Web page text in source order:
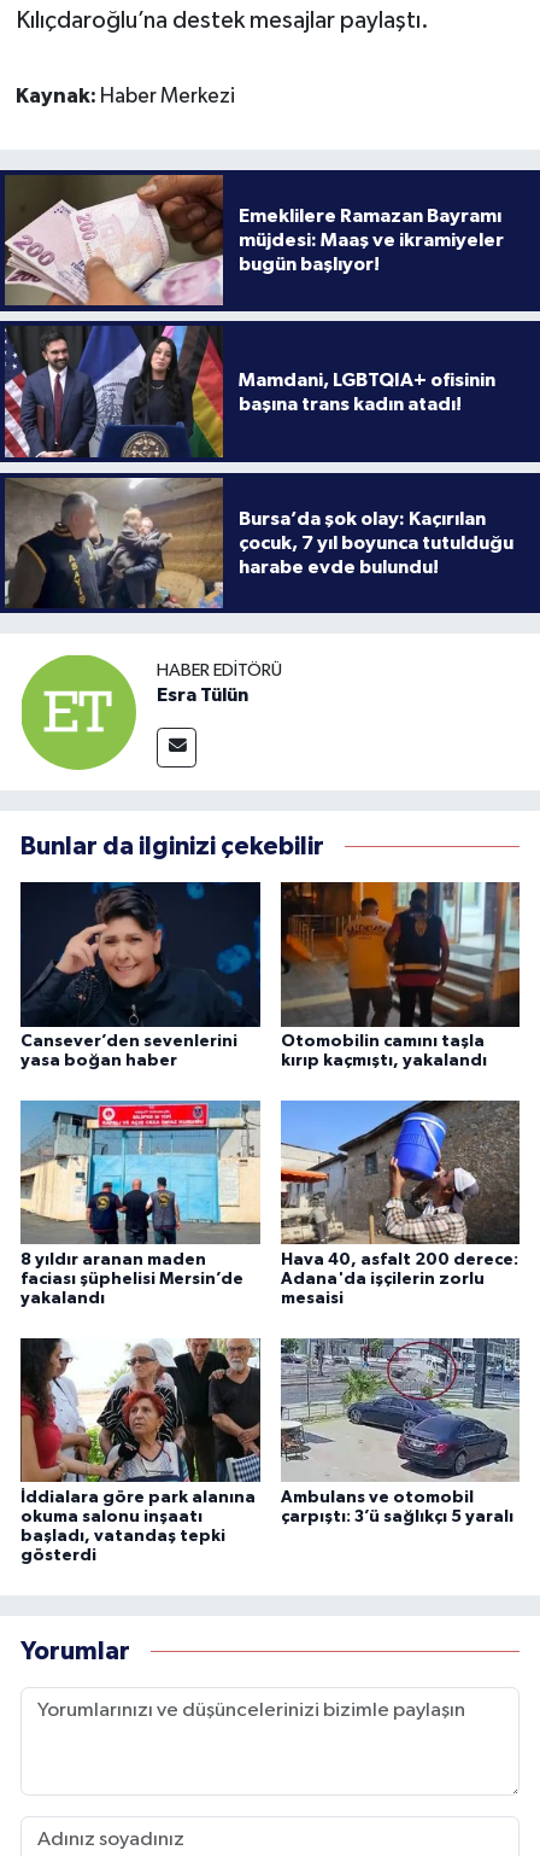
Kılıçdaroğlu’na destek mesajlar paylaştı.
Kaynak: Haber Merkezi
Emeklilere Ramazan Bayramı
müjdesi: Maaş ve ikramiyeler
bugün başlıyor!
Mamdani, LGBTQIA+ ofisinin
başına trans kadın atadı!
Bursa’da şok olay: Kaçırılan
çocuk, 7 yıl boyunca tutulduğu
harabe evde bulundu!
HABER EDITÖRÜ
Esra Tülün
Bunlar da ilginizi çekebilir
Cansever’den sevenlerini
yasa boğan haber
Otomobilin camını taşla
kırıp kaçmıştı, yakalandı
8 yıldır aranan maden
faciası şüphelisi Mersin’de
yakalandı
Hava 40, asfalt 200 derece:
Adana'da işçilerin zorlu
mesaisi
İddialara göre park alanına
okuma salonu inşaatı
başladı, vatandaş tepki
gösterdi
Ambulans ve otomobil
çarpıştı: 3’ü sağlıkçı 5 yaralı
Yorumlar